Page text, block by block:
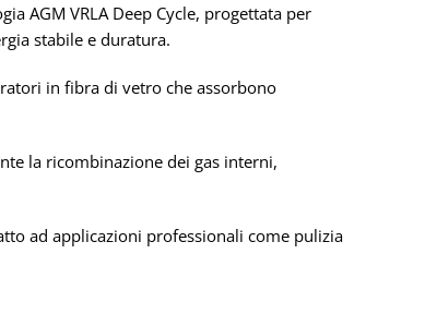
AGM VRLA Deep Cycle, progettata per
stabile e duratura.
in fibra di vetro che assorbono
la ricombinazione dei gas interni,
ad applicazioni professionali come pulizia